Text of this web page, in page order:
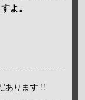
ますよ。
あります !!